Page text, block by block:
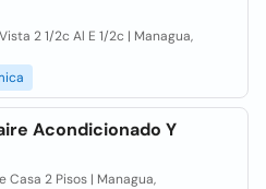
2 1/2c Al E 1/2c | Managua,
Acondicionado Y
Casa 2 Pisos | Managua,